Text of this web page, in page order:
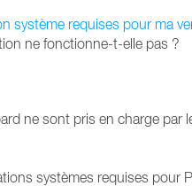
système requises pour ma
ne fonctionne-t-elle pas ?
ne sont pris en charge par
systèmes requises pour